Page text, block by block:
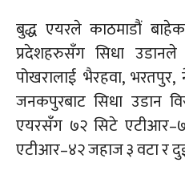
बुद्ध एयरले काठमाडौं
प्रदेशहरुसँग सिधा
पोखरालाई भैरहवा, भरतपुर,
जनकपुरबाट सिधा उडान
एयरसँग ७२ सिटे
एटीआर–४२ जहाज ३ वटा र